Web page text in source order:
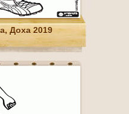
Доха 2019